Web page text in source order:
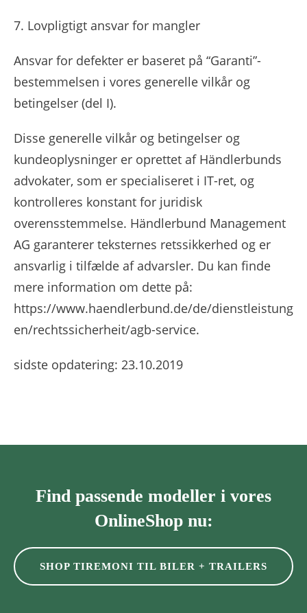
7. Lovpligtigt ansvar for mangler
Ansvar for defekter er baseret på “Garanti”-
bestemmelsen i vores generelle vilkår og
betingelser (del I).
Disse generelle vilkår og betingelser og
kundeoplysninger er oprettet af Händlerbunds
advokater, som er specialiseret i IT-ret, og
kontrolleres konstant for juridisk
overensstemmelse. Händlerbund Management
AG garanterer teksternes retssikkerhed og er
ansvarlig i tilfælde af advarsler. Du kan finde
mere information om dette på:
https://www.haendlerbund.de/de/dienstleistung
en/rechtssicherheit/agb-service.
sidste opdatering: 23.10.2019
Find passende modeller i vores
OnlineShop nu:
SHOP TIREMONI TIL BILER + TRAILERS